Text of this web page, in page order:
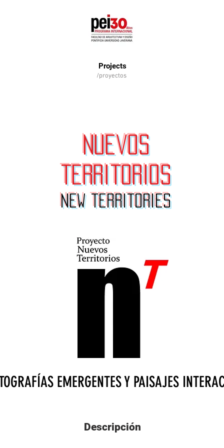
Projects
/proyectos
nuevos
territorios
new territories
EMERGENTES Y PAISAJES
Descripción